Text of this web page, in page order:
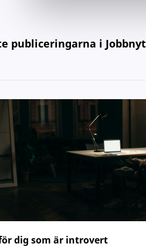
publiceringarna i
dig som är introvert